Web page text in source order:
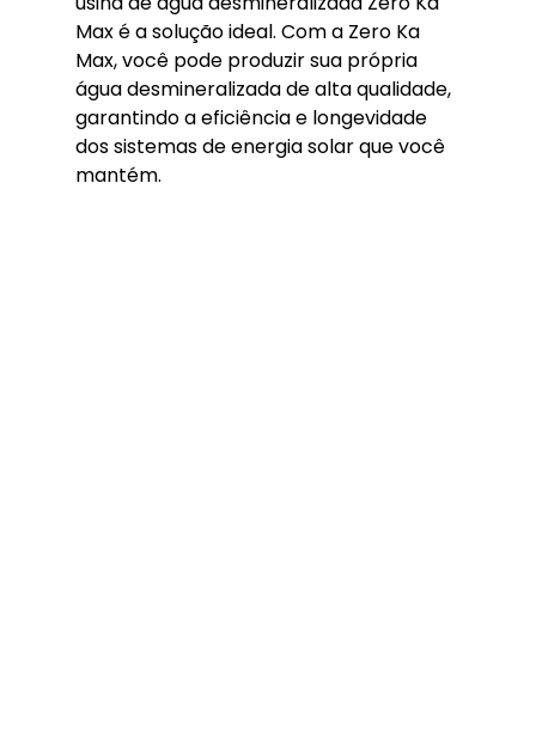
Max é a solução ideal. Com a Zero Ka
Max, você pode produzir sua própria
água desmineralizada de alta qualidade,
garantindo a eficiência e longevidade
dos sistemas de energia solar que você
mantém.